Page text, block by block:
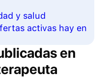
y salud
activas hay en
en